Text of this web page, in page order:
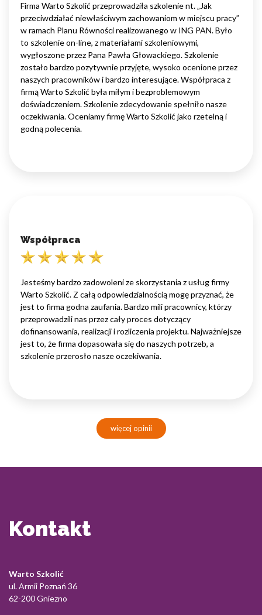
Firma Warto Szkolić przeprowadziła szkolenie nt. „Jak
przeciwdziałać niewłaściwym zachowaniom w miejscu pracy”
w ramach Planu Równości realizowanego w ING PAN. Było
to szkolenie on-line, z materiałami szkoleniowymi,
wygłoszone przez Pana Pawła Głowackiego. Szkolenie
zostało bardzo pozytywnie przyjęte, wysoko ocenione przez
naszych pracowników i bardzo interesujące. Współpraca z
firmą Warto Szkolić była miłym i bezproblemowym
doświadczeniem. Szkolenie zdecydowanie spełniło nasze
oczekiwania. Oceniamy firmę Warto Szkolić jako rzetelną i
godną polecenia.
Współpraca
Jesteśmy bardzo zadowoleni ze skorzystania z usług firmy
Warto Szkolić. Z całą odpowiedzialnością mogę przyznać, że
jest to firma godna zaufania. Bardzo mili pracownicy, którzy
przeprowadzili nas przez cały proces dotyczący
dofinansowania, realizacji i rozliczenia projektu. Najważniejsze
jest to, że firma dopasowała się do naszych potrzeb, a
szkolenie przerosło nasze oczekiwania.
więcej opinii
Kontakt
Warto Szkolić
ul. Armii Poznań 36
62-200 Gniezno